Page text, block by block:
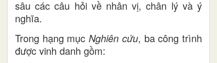
sâu các câu hỏi về nhân vị, chân lý và ý
nghĩa.
Trong hạng mụcNghiên cứu, ba công trình
được vinh danh gồm: